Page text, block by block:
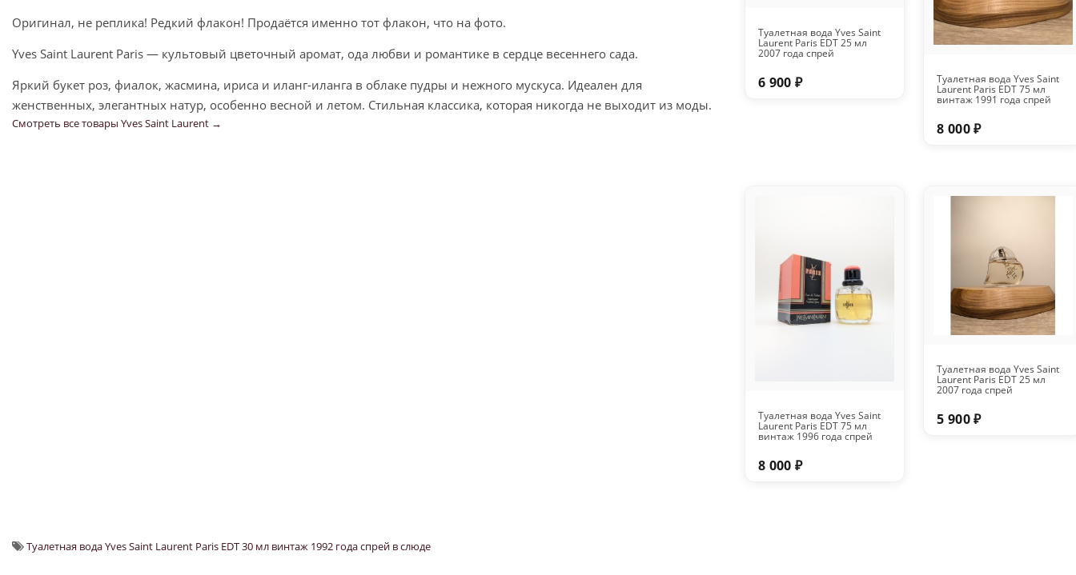
Оригинал, не реплика! Редкий флакон! Продаётся именно тот флакон, что на фото.
Yves Saint Laurent Paris — культовый цветочный аромат, ода любви и романтике в сердце весеннего сада.
Яркий букет роз, фиалок, жасмина, ириса и иланг-иланга в облаке пудры и нежного мускуса. Идеален для
женственных, элегантных натур, особенно весной и летом. Стильная классика, которая никогда не выходит из моды.
Смотреть все товары Yves Saint Laurent →
Туалетная вода Yves Saint
Laurent Paris EDT 25 мл
2007 года спрей
6 900 ₽ Туалетная вода Yves Saint
Laurent Paris EDT 75 мл
винтаж 1991 года спрей
8 000 ₽
Туалетная вода Yves Saint
Laurent Paris EDT 75 мл
винтаж 1996 года спрей
8 000 ₽
Туалетная вода Yves Saint
Laurent Paris EDT 25 мл
2007 года спрей
5 900 ₽
Туалетная вода Yves Saint Laurent Paris EDT 30 мл винтаж 1992 года спрей в слюде